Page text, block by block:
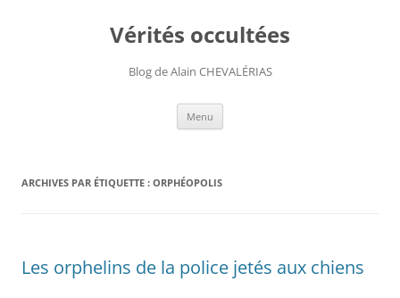
Vérités occultées
Blog de Alain CHEVALÉRIAS
Menu
ARCHIVES PAR ÉTIQUETTE : ORPHÉOPOLIS
Les orphelins de la police jetés aux chiens